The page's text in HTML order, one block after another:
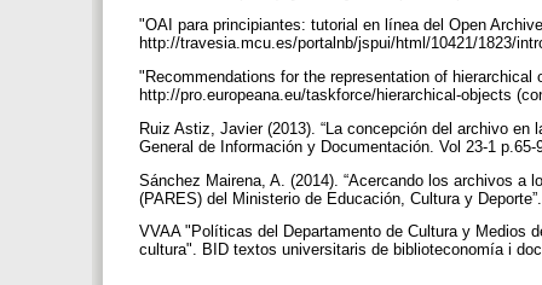
"OAI para principiantes: tutorial en línea del Open
http://travesia.mcu.es/portalnb/jspui/html/10421/1823/
"Recommendations for the representation of
http://pro.europeana.eu/taskforce/hierarchical-objects
Ruiz Astiz, Javier (2013). “La concepción del archivo
General de Información y Documentación. Vol 23-1
Sánchez Mairena, A. (2014). “Acercando los archivos a
(PARES) del Ministerio de Educación, Cultura y
VVAA "Políticas del Departamento de Cultura y Medios
cultura". BID textos universitaris de biblioteconomía i